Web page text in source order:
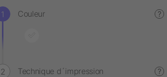
Couleur ?
Technique d´impression ?